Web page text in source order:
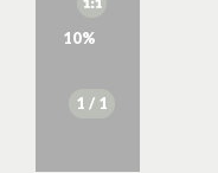
10%
1 / 1